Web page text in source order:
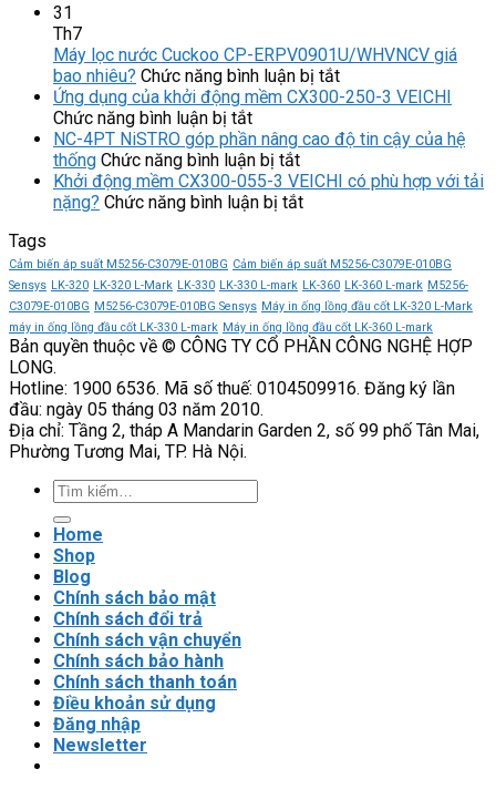
31
Th7
Máy lọc nước Cuckoo CP-ERPV0901U/WHVNCV giá
bao nhiêu? Chức năng bình luận bị tắtở
Máy
nước
CP-
nhiêu?
Ứng dụng của khởi động mềm CX300-250-3 VEICHI
Chức năng bình luận bị tắtở
Ứng
dụng
của
khởi
CX300-
250-
3
VEICHI
NC-4PT NiSTRO góp phần nâng cao độ tin cậy của hệ
thống Chức năng bình luận bị tắtở
NC-
4PT
phần
nâng
cao
độ
tin
của
thống
Khởi động mềm CX300-055-3 VEICHI có phù hợp với tải
nặng? Chức năng bình luận bị tắtở
mềm
CX300-
055-
3
VEICHI
phù
với
Tags
Cảm biến áp suất M5256-C3079E-010BG Cảm biến áp suất M5256-C3079E-010BG
Sensys LK-320 LK-320 L-Mark LK-330 LK-330 L-mark LK-360 LK-360 L-mark M5256-
C3079E-010BG M5256-C3079E-010BG Sensys Máy in ống lồng đầu cốt LK-320 L-Mark
máy in ống lồng đầu cốt LK-330 L-mark Máy in ống lồng đầu cốt LK-360 L-mark
Bản quyền thuộc về © CÔNG TY CỔ PHẦN CÔNG NGHỆ HỢP
LONG.
Hotline: 1900 6536. Mã số thuế: 0104509916. Đăng ký lần
đầu: ngày 05 tháng 03 năm 2010.
Địa chỉ: Tầng 2, tháp A Mandarin Garden 2, số 99 phố Tân Mai,
Phường Tương Mai, TP. Hà Nội.
Tìm
kiếm:
Home
Shop
Blog
Chính sách bảo mật
Chính sách đổi trả
Chính sách vận chuyển
Chính sách bảo hành
Chính sách thanh toán
Điều khoản sử dụng
Đăng nhập
Newsletter